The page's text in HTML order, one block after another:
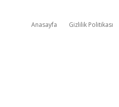
Anasayfa Gizlilik Politikası